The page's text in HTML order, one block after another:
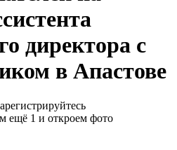
директора с
в Апастове
ещё 1 и откроем фото